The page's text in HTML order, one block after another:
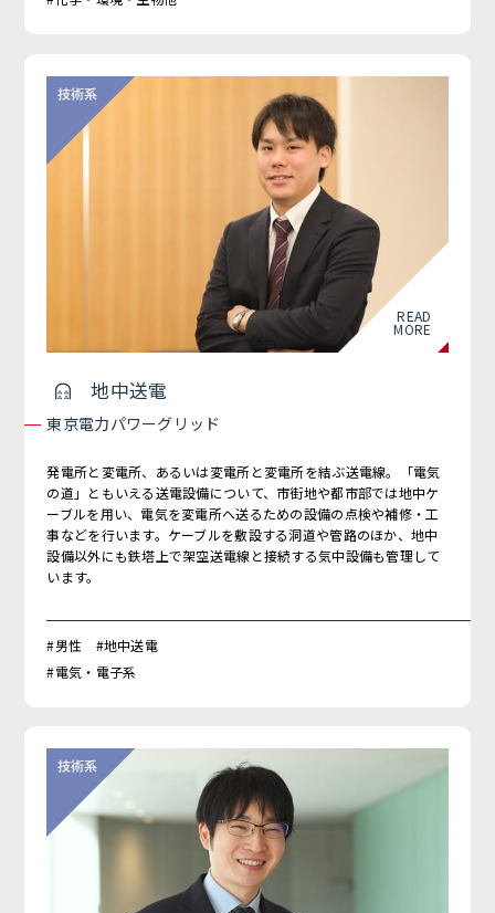
READ
MORE
地中送電
東京電力パワーグリッド
発電所と変電所、あるいは変電所と変電所を結ぶ送電線。「電気
の道」ともいえる送電設備について、市街地や都市部では地中ケ
ーブルを用い、電気を変電所へ送るための設備の点検や補修・工
事などを行います。ケーブルを敷設する洞道や管路のほか、地中
設備以外にも鉄塔上で架空送電線と接続する気中設備も管理して
います。
#男性 #地中送電
#電気・電子系